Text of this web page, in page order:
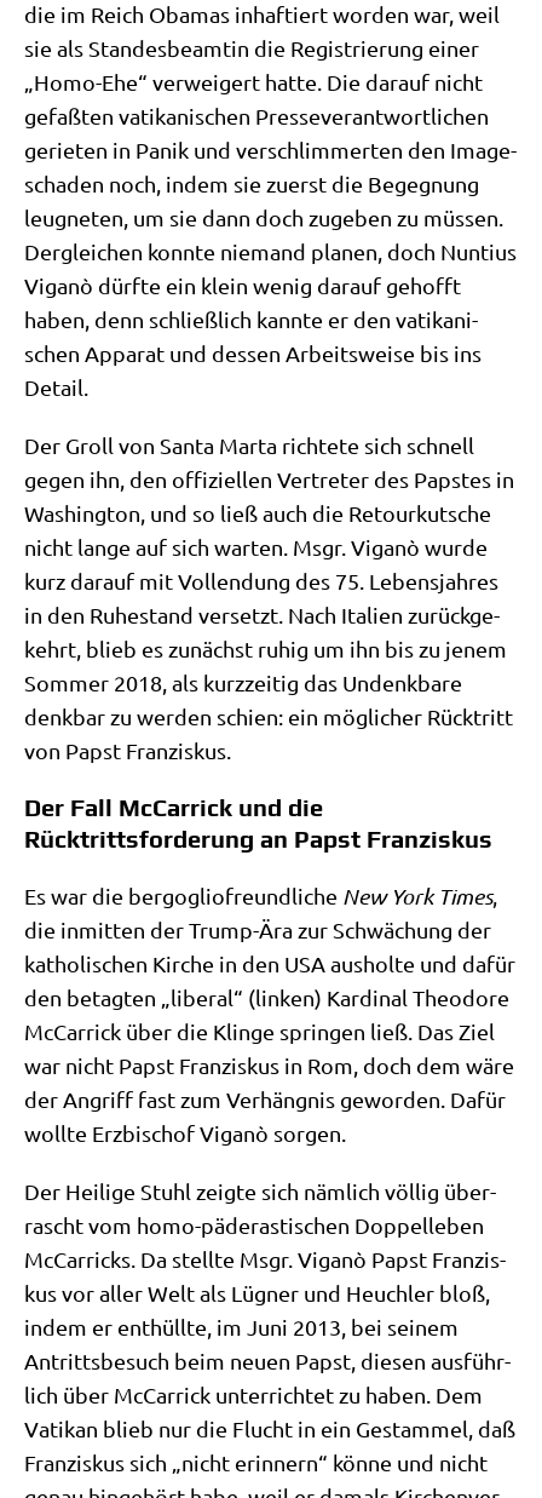
die im Reich Oba­mas inhaf­tiert wor­den war, weil
sie als Stan­des­be­am­tin die Regi­strie­rung einer
„Homo-Ehe“ ver­wei­gert hat­te. Die dar­auf nicht
gefaß­ten vati­ka­ni­schen Pres­se­ver­ant­wort­li­chen
gerie­ten in Panik und ver­schlim­mer­ten den Image­
scha­den noch, indem sie zuerst die Begeg­nung
leug­ne­ten, um sie dann doch zuge­ben zu müs­sen.
Der­glei­chen konn­te nie­mand pla­nen, doch Nun­ti­us
Viganò dürf­te ein klein wenig dar­auf gehofft
haben, denn schließ­lich kann­te er den vati­ka­ni­
schen Appa­rat und des­sen Arbeits­wei­se bis ins
Detail.
Der Groll von San­ta Mar­ta rich­te­te sich schnell
gegen ihn, den offi­zi­el­len Ver­tre­ter des Pap­stes in
Washing­ton, und so ließ auch die Retour­kut­sche
nicht lan­ge auf sich war­ten. Msgr. Viganò wur­de
kurz dar­auf mit Voll­endung des 75. Lebens­jah­res
in den Ruhe­stand ver­setzt. Nach Ita­li­en zurück­ge­
kehrt, blieb es zunächst ruhig um ihn bis zu jenem
Som­mer 2018, als kurz­zei­tig das Undenk­ba­re
denk­bar zu wer­den schien: ein mög­li­cher Rück­tritt
von Papst Franziskus.
Der Fall McCarrick und die
Rücktrittsforderung an Papst Franziskus
Es war die berg­o­glio­freund­li­che New York Times,
die inmit­ten der Trump-Ära zur Schwä­chung der
katho­li­schen Kir­che in den USA aus­hol­te und dafür
den betag­ten „libe­ral“ (lin­ken) Kar­di­nal Theo­do­re
McCar­ri­ck über die Klin­ge sprin­gen ließ. Das Ziel
war nicht Papst Fran­zis­kus in Rom, doch dem wäre
der Angriff fast zum Ver­häng­nis gewor­den. Dafür
woll­te Erz­bi­schof Viganò sorgen.
Der Hei­li­ge Stuhl zeig­te sich näm­lich völ­lig über­
rascht vom homo-päd­era­sti­schen Dop­pel­le­ben
McCar­ri­cks. Da stell­te Msgr. Viganò Papst Fran­zis­
kus vor aller Welt als Lüg­ner und Heuch­ler bloß,
indem er ent­hüll­te, im Juni 2013, bei sei­nem
Antritts­be­such beim neu­en Papst, die­sen aus­führ­
lich über McCar­ri­ck unter­rich­tet zu haben. Dem
Vati­kan blieb nur die Flucht in ein Gestam­mel, daß
Fran­zis­kus sich „nicht erin­nern“ kön­ne und nicht